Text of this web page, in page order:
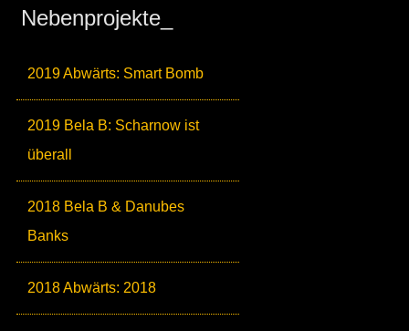
Nebenprojekte_
2019 Abwärts: Smart Bomb
2019 Bela B: Scharnow ist
überall
2018 Bela B & Danubes
Banks
2018 Abwärts: 2018